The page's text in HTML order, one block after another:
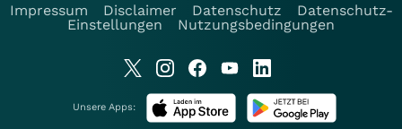
Impressum
Disclaimer Datenschutz
Datenschutz-
Einstellungen
Nutzungsbedingungen
Unsere Apps: